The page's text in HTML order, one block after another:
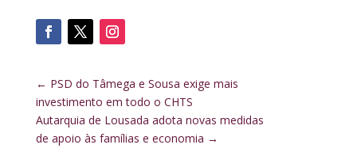
← PSD do Tâmega e Sousa exige mais
investimento em todo o CHTS
Autarquia de Lousada adota novas medidas
de apoio às famílias e economia →